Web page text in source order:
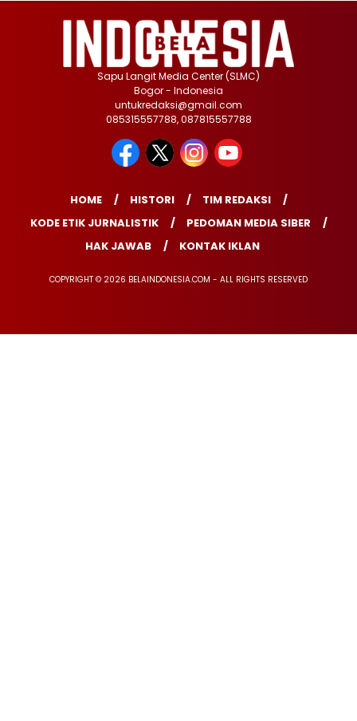
Sapu Langit Media Center (SLMC)
Bogor - Indonesia
untukredaksi@gmail.com
085315557788, 087815557788
HOME HISTORI
TIM REDAKSI
KODE ETIK JURNALISTIK
PEDOMAN MEDIA SIBER
HAK JAWAB
KONTAK IKLAN
COPYRIGHT © 2026 BELAINDONESIA.COM - ALL RIGHTS RESERVED